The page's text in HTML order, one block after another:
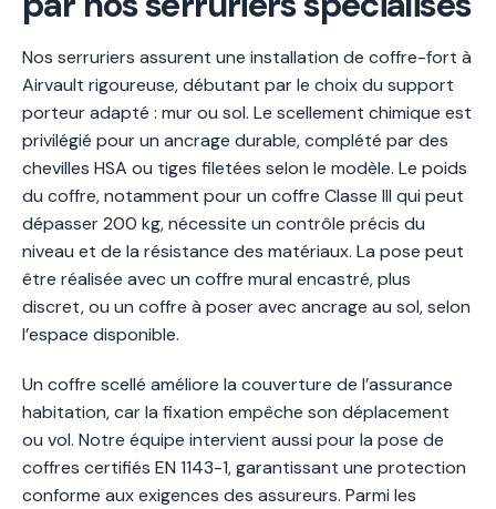
Nos serruriers assurent une installation de coffre-fort à
Airvault rigoureuse, débutant par le choix du support
porteur adapté : mur ou sol. Le scellement chimique est
privilégié pour un ancrage durable, complété par des
chevilles HSA ou tiges filetées selon le modèle. Le poids
du coffre, notamment pour un coffre Classe III qui peut
dépasser 200 kg, nécessite un contrôle précis du
niveau et de la résistance des matériaux. La pose peut
être réalisée avec un coffre mural encastré, plus
discret, ou un coffre à poser avec ancrage au sol, selon
l’espace disponible.
Un coffre scellé améliore la couverture de l’assurance
habitation, car la fixation empêche son déplacement
ou vol. Notre équipe intervient aussi pour la pose de
coffres certifiés EN 1143-1, garantissant une protection
conforme aux exigences des assureurs. Parmi les